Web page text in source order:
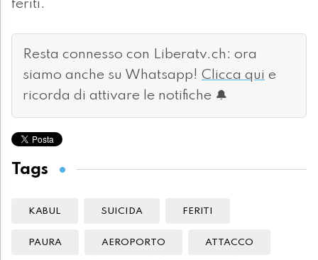
feriti.
Resta connesso con Liberatv.ch: ora
siamo anche su Whatsapp! Clicca qui e
ricorda di attivare le notifiche 🔔
Tags
KABUL SUICIDA FERITI
PAURA AEROPORTO ATTACCO